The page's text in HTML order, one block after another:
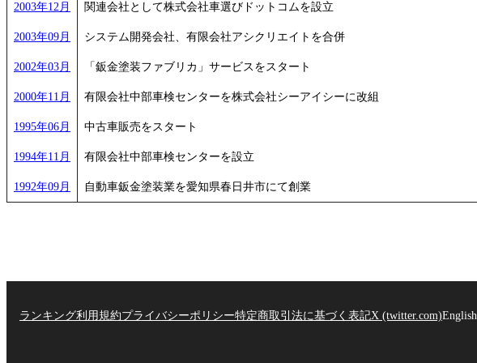
2003年12月 関連会社として株式会社車選びドットコムを設立
2003年09月 システム開発会社、有限会社アシクリエイトを合併
2002年03月 「鈑金塗装ファブリカ」サービスをスタート
2000年11月 有限会社中部車検センターを株式会社シーアイシーに改組
1995年06月 中古車販売をスタート
1994年11月 有限会社中部車検センターを設立
1992年09月 自動車鈑金塗装業を愛知県春日井市にて創業
ランキング利用規約プライバシーポリシー特定商取引法に基づく表記X (twitter.com)English